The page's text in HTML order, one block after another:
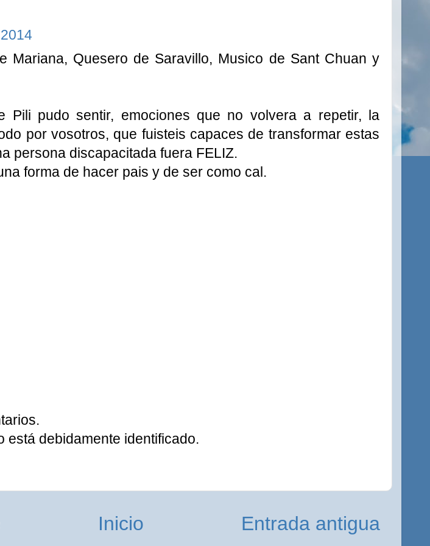
Mariana, Quesero de Saravillo, Musico de Sant Chuan y
Pili pudo sentir, emociones que no volvera a repetir, la
por vosotros, que fuisteis capaces de transformar estas
persona discapacitada fuera FELIZ.
forma de hacer pais y de ser como cal.
está debidamente identificado.
Entrada antigua
Inicio